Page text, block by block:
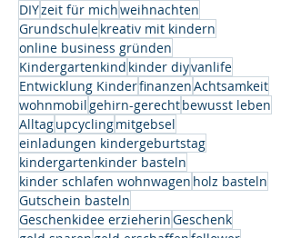
DIYzeit für michweihnachten
Grundschulekreativ mit kindern
online business gründen
Kindergartenkind kinder diyvanlife
Entwicklung KinderfinanzenAchtsamkeit
wohnmobilgehirn-gerechtbewusst leben
Alltagupcyclingmitgebsel
einladungen kindergeburtstag
kindergartenkinder basteln
kinder schlafen wohnwagen holz basteln
Gutschein basteln
Geschenkidee erzieherinGeschenk